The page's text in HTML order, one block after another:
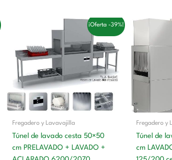
¡Oferta -39%!
Fregadero y Lavavajilla
Túnel de lavado cesta 50×50
cm PRELAVADO + LAVADO +
precio
original
era:
24.596,00 €.
El
precio
actual
es:
15.124,00 €.
Fregadero y
Túnel de
cm